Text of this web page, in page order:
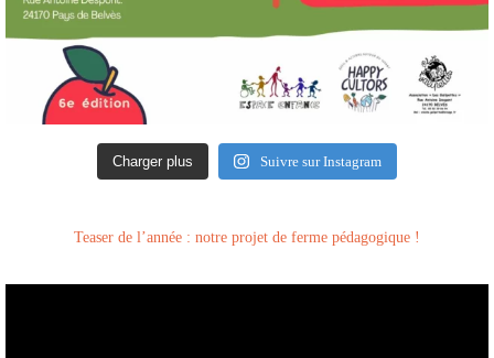
Charger plus Suivre sur Instagram
Teaser de l’année : notre projet de ferme pédagogique !